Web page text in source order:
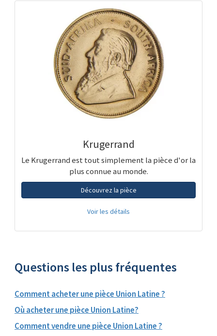
Krugerrand
Le Krugerrand est tout simplement la pièce d'or la
plus connue au monde.
Découvrez la pièce
Voir les détails
Questions les plus fréquentes
Comment acheter une pièce Union Latine ?
Où acheter une pièce Union Latine?
Comment vendre une pièce Union Latine ?